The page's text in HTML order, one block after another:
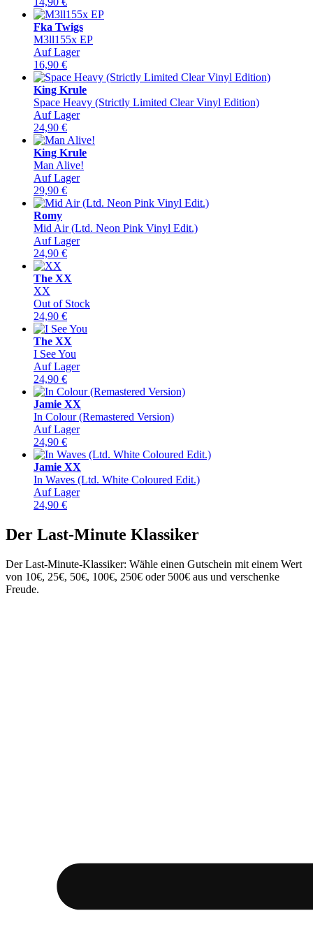
Fka Twigs
M3ll155x EP
Auf Lager
16,90 €
King Krule
Space Heavy (Strictly Limited Clear Vinyl Edition)
Auf Lager
24,90 €
King Krule
Man Alive!
Auf Lager
29,90 €
Romy
Mid Air (Ltd. Neon Pink Vinyl Edit.)
Auf Lager
24,90 €
The XX
XX
Out of Stock
24,90 €
The XX
I See You
Auf Lager
24,90 €
Jamie XX
In Colour (Remastered Version)
Auf Lager
24,90 €
Jamie XX
In Waves (Ltd. White Coloured Edit.)
Auf Lager
24,90 €
Der Last-Minute Klassiker
Der Last-Minute-Klassiker: Wähle einen Gutschein mit einem Wert
von 10€, 25€, 50€, 100€, 250€ oder 500€ aus und verschenke
Freude.